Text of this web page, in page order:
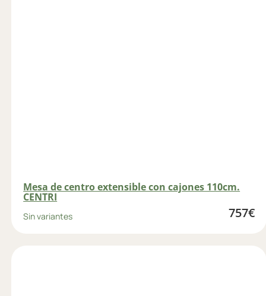
Mesa de centro extensible con cajones 110cm.
CENTRI
Sin variantes 757€